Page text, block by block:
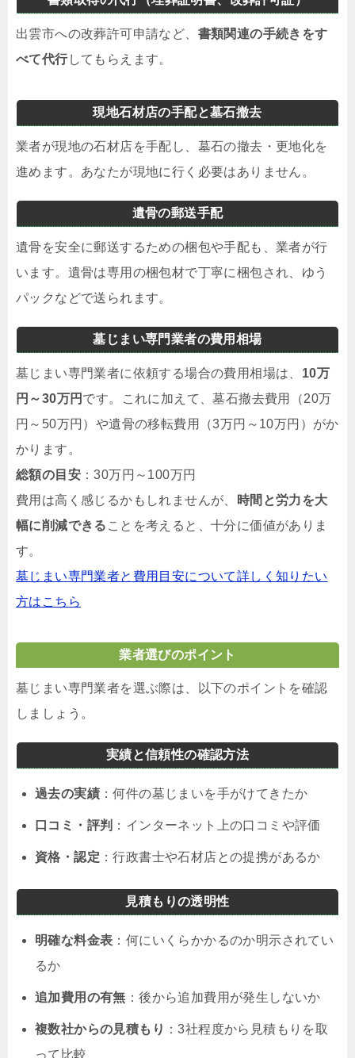
出雲市への改葬許可申請など、 書類関連の手続きをす
べて代行してもらえます。
現地石材店の手配と墓石撤去
業者が現地の石材店を手配し、墓石の撤去・更地化を
進めます。あなたが現地に行く必要はありません。
遺骨の郵送手配
遺骨を安全に郵送するための梱包や手配も、業者が行
います。遺骨は専用の梱包材で丁寧に梱包され、ゆう
パックなどで送られます。
墓じまい専門業者の費用相場
墓じまい専門業者に依頼する場合の費用相場は、 10万
円～30万円 です。これに加えて、墓石撤去費用（20万
円～50万円）や遺骨の移転費用（3万円～10万円）がか
かります。
総額の目安 ：30万円～100万円
費用は高く感じるかもしれませんが、
時間と労力を大
幅に削減できる ことを考えると、十分に価値がありま
す。
墓じまい専門業者と費用目安について詳しく知りたい
方はこちら
業者選びのポイント
墓じまい専門業者を選ぶ際は、以下のポイントを確認
しましょう。
実績と信頼性の確認方法
過去の実績 ：何件の墓じまいを手がけてきたか
口コミ・評判 ：インターネット上の口コミや評価
資格・認定 ：行政書士や石材店との提携があるか
見積もりの透明性
明確な料金表 ：何にいくらかかるのか明示されてい
るか
追加費用の有無 ：後から追加費用が発生しないか
複数社からの見積もり ：3社程度から見積もりを取
って比較